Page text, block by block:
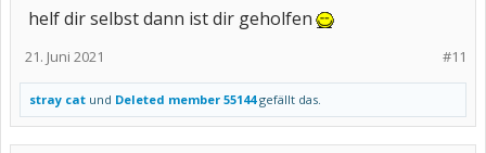
helf dir selbst dann ist dir geholfen
#11
21. Juni 2021
stray cat und Deleted member 55144gefällt das.